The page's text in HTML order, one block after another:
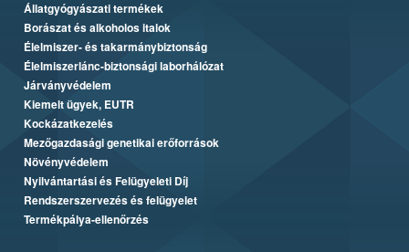
Állatgyógyászati termékek
Borászat és alkoholos italok
Élelmiszer- és takarmánybiztonság
Élelmiszerlánc-biztonsági laborhálózat
Járványvédelem
Kiemelt ügyek, EUTR
Kockázatkezelés
Mezőgazdasági genetikai erőforrások
Növényvédelem
Nyilvántartási és Felügyeleti Díj
Rendszerszervezés és felügyelet
Termékpálya-ellenőrzés